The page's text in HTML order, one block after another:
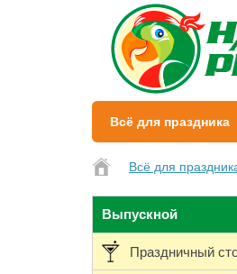
Всё для праздника
Всё для
Выпускной
Праздничный